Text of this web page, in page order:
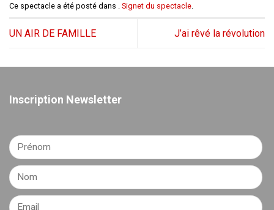
Ce spectacle a été posté dans . Signet du spectacle
UN AIR DE FAMILLE J’ai rêvé la révolution
Inscription Newsletter